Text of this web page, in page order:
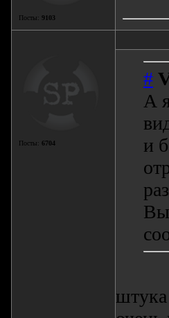
Посты: 9103
Посты: 6704
#
А
и
штука